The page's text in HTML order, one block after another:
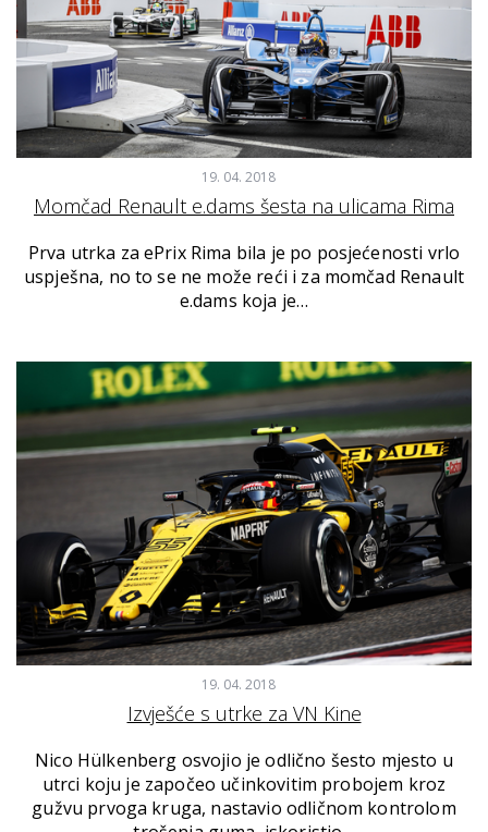
19. 04. 2018
Momčad Renault e.dams šesta na ulicama Rima
Prva utrka za ePrix Rima bila je po posjećenosti vrlo
uspješna, no to se ne može reći i za momčad Renault
e.dams koja je…
19. 04. 2018
Izvješće s utrke za VN Kine
Nico Hülkenberg osvojio je odlično šesto mjesto u
utrci koju je započeo učinkovitim probojem kroz
gužvu prvoga kruga, nastavio odličnom kontrolom